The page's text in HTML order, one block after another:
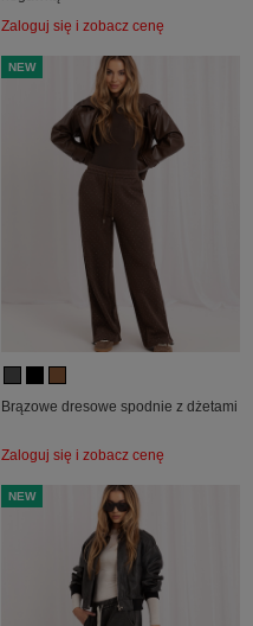
Zaloguj się i zobacz cenę
NEW
Brązowe dresowe spodnie z dżetami
Zaloguj się i zobacz cenę
NEW